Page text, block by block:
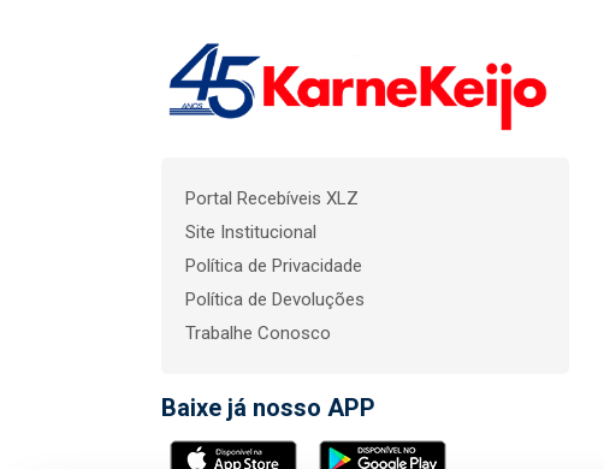
Portal Recebíveis XLZ
Site Institucional
Política de Privacidade
Política de Devoluções
Trabalhe Conosco
Baixe já nosso APP